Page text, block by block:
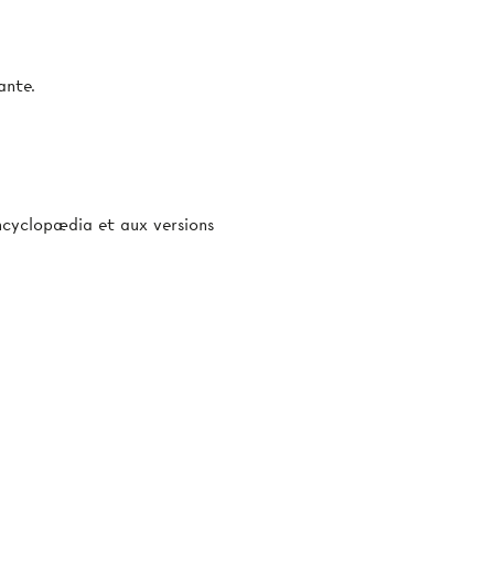
et aux versions